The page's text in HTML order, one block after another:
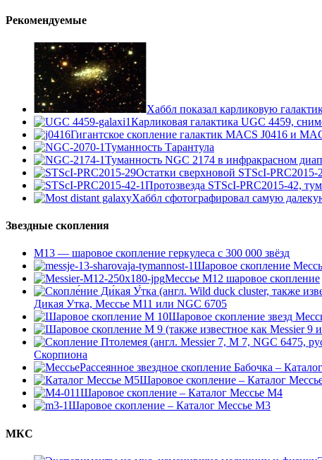
Рекомендуемые
Хаббл показал карликовую
Карликовая галактика UGC 4459,
Гигантское скопление галактик MACS J0416 и
Туманность Тарантула
Туманность NGC 2174 в инфракрасном
Остатки сверхновой STScI-PRC2015-
Протозвезда STScI-PRC2015-42,
Хаббл сфотографировал самую
Звездные скопления
М13 — шаровое скопление геркулеса с 300 000 звёзд
Шаровое скопление
Мессье М12 шаровое скопление
Дикая Утка, Мессье М11 или NGC 6705
Шаровое скопление звезд
Скорпиона
Рассеянное звездное скопление Бабочка –
Шаровое скопление – Каталог
Шаровое скопление – Каталог Мессье М4
Шаровое скопление – Каталог Мессье М3
МКС